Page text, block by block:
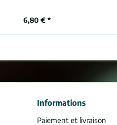
6,80 € *
Informations
Paiement et livraison